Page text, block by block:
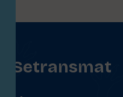
Setransmat